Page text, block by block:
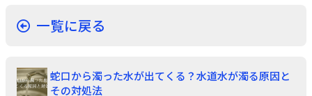
一覧に戻る
蛇口から濁った水が出てくる？水道水が濁る原因と
その対処法